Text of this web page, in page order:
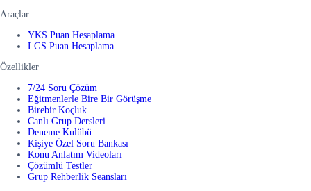
Araçlar
YKS Puan Hesaplama
LGS Puan Hesaplama
Özellikler
7/24 Soru Çözüm
Eğitmenlerle Bire Bir Görüşme
Birebir Koçluk
Canlı Grup Dersleri
Deneme Kulübü
Kişiye Özel Soru Bankası
Konu Anlatım Videoları
Çözümlü Testler
Grup Rehberlik Seansları